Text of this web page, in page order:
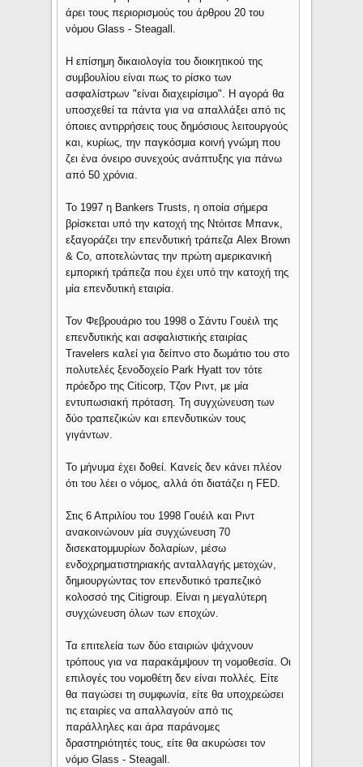
άρει τους περιορισμούς του άρθρου 20 του
νόμου Glass - Steagall.
Η επίσημη δικαιολογία του διοικητικού της
συμβουλίου είναι πως το ρίσκο των
ασφαλίστρων "είναι διαχειρίσιμο". Η αγορά θα
υποσχεθεί τα πάντα για να απαλλάξει από τις
όποιες αντιρρήσεις τους δημόσιους λειτουργούς
και, κυρίως, την παγκόσμια κοινή γνώμη που
ζει ένα όνειρο συνεχούς ανάπτυξης για πάνω
από 50 χρόνια.
Το 1997 η Bankers Trusts, η οποία σήμερα
βρίσκεται υπό την κατοχή της Ντόιτσε Μπανκ,
εξαγοράζει την επενδυτική τράπεζα Alex Brown
& Co, αποτελώντας την πρώτη αμερικανική
εμπορική τράπεζα που έχει υπό την κατοχή της
μία επενδυτική εταιρία.
Τον Φεβρουάριο του 1998 ο Σάντυ Γουέιλ της
επενδυτικής και ασφαλιστικής εταιρίας
Travelers καλεί για δείπνο στο δωμάτιο του στο
πολυτελές ξενοδοχείο Park Hyatt τον τότε
πρόεδρο της Citicorp, Τζον Ριντ, με μία
εντυπωσιακή πρόταση. Τη συγχώνευση των
δύο τραπεζικών και επενδυτικών τους
γιγάντων.
Το μήνυμα έχει δοθεί. Κανείς δεν κάνει πλέον
ότι του λέει ο νόμος, αλλά ότι διατάζει η FED.
Στις 6 Απριλίου του 1998 Γουέιλ και Ριντ
ανακοινώνουν μία συγχώνευση 70
δισεκατομμυρίων δολαρίων, μέσω
ενδοχρηματιστηριακής ανταλλαγής μετοχών,
δημιουργώντας τον επενδυτικό τραπεζικό
κολοσσό της Citigroup. Είναι η μεγαλύτερη
συγχώνευση όλων των εποχών.
Τα επιτελεία των δύο εταιριών ψάχνουν
τρόπους για να παρακάμψουν τη νομοθεσία. Οι
επιλογές του νομοθέτη δεν είναι πολλές. Είτε
θα παγώσει τη συμφωνία, είτε θα υποχρεώσει
τις εταιρίες να απαλλαγούν από τις
παράλληλες και άρα παράνομες
δραστηριότητές τους, είτε θα ακυρώσει τον
νόμο Glass - Steagall.